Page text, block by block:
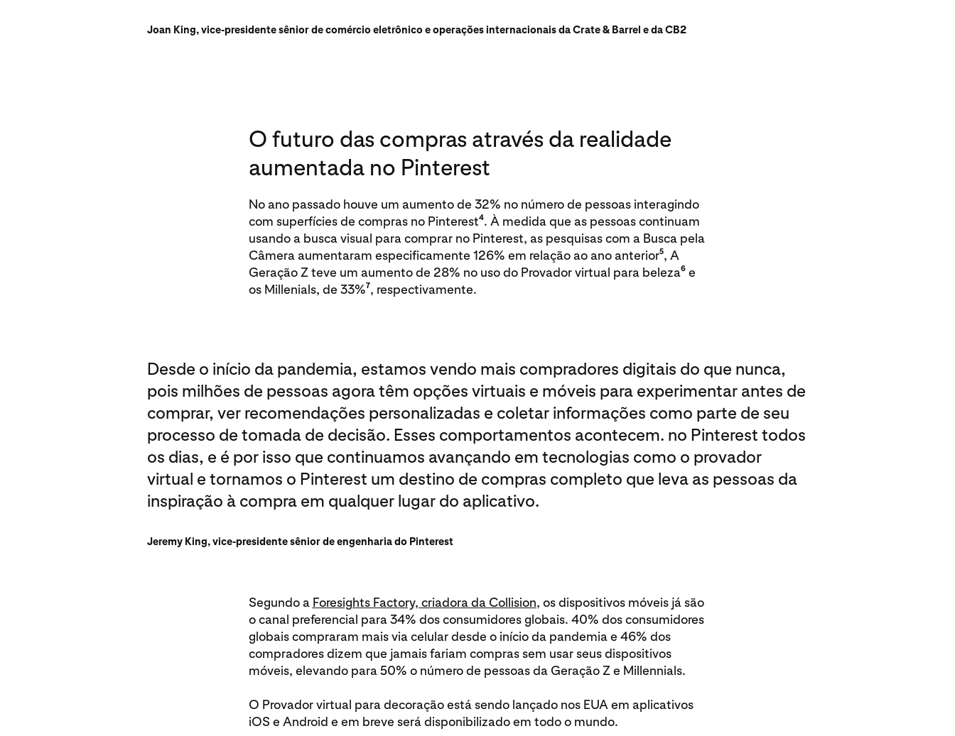
Joan King, vice-presidente sênior de comércio eletrônico e operações internacionais da Crate & Barrel e da CB2
O futuro das compras através da realidade
aumentada no Pinterest
No ano passado houve um aumento de 32% no número de pessoas interagindo
com superfícies de compras no Pinterest4. À medida que as pessoas continuam
usando a busca visual para comprar no Pinterest, as pesquisas com a Busca pela
Câmera aumentaram especificamente 126% em relação ao ano anterior5, A
Geração Z teve um aumento de 28% no uso do Provador virtual para beleza6e
os Millenials, de 33%7, respectivamente.
Desde o início da pandemia, estamos vendo mais compradores digitais do que nunca,
pois milhões de pessoas agora têm opções virtuais e móveis para experimentar antes de
comprar, ver recomendações personalizadas e coletar informações como parte de seu
processo de tomada de decisão. Esses comportamentos acontecem. no Pinterest todos
os dias, e é por isso que continuamos avançando em tecnologias como o provador
virtual e tornamos o Pinterest um destino de compras completo que leva as pessoas da
inspiração à compra em qualquer lugar do aplicativo.
Jeremy King, vice-presidente sênior de engenharia do Pinterest
Segundo a Foresights Factory, criadora da Collision, os dispositivos móveis já são
o canal preferencial para 34% dos consumidores globais. 40% dos consumidores
globais compraram mais via celular desde o início da pandemia e 46% dos
compradores dizem que jamais fariam compras sem usar seus dispositivos
móveis, elevando para 50% o número de pessoas da Geração Z e Millennials.
O Provador virtual para decoração está sendo lançado nos EUA em aplicativos
iOS e Android e em breve será disponibilizado em todo o mundo.